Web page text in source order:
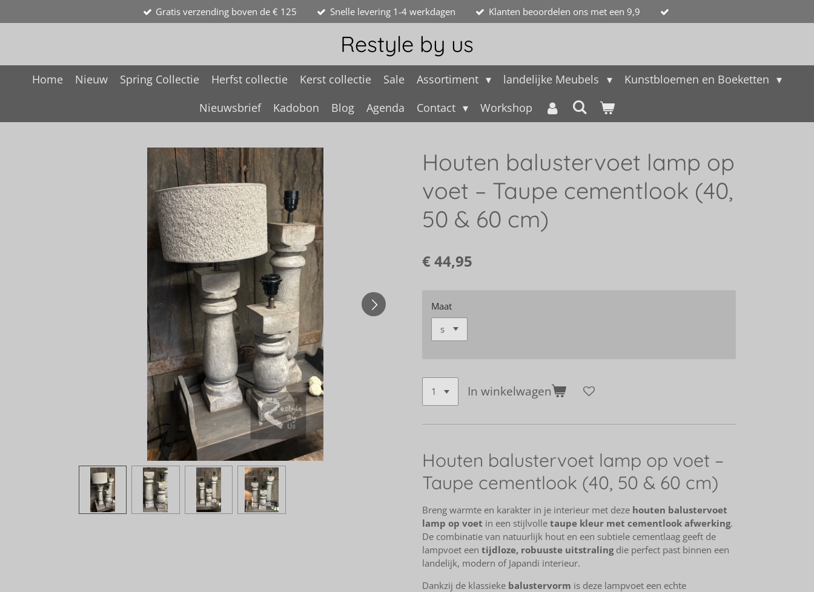
direct
hoofdinhoud
Gratis verzending boven de € 125 Snelle levering 1-4 werkdagen Klanten beoordelen ons met een 9,9
Restyle by us
Home Nieuw Spring Collectie Herfst collectie Kerst collectie Sale Assortiment landelijke Meubels
Kunstbloemen en Boeketten
Nieuwsbrief
Kadobon Blog Agenda Contact Workshop
Houten balustervoet lamp op
voet – Taupe cementlook (40,
50 & 60 cm)
€ 44,95
Maat
In winkelwagen
Houten balustervoet lamp op voet –
Taupe cementlook (40, 50 & 60 cm)
Breng warmte en karakter in je interieur met deze houten balustervoet
lamp op voet in een stijlvolle taupe kleur met cementlook afwerking.
De combinatie van natuurlijk hout en een subtiele cementlaag geeft de
lampvoet een tijdloze, robuuste uitstralingdie perfect past binnen een
landelijk, modern of Japandi interieur.
Dankzij de klassieke balustervorm is deze lampvoet een echte